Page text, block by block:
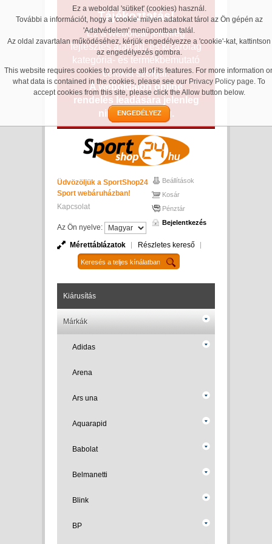
Ez a weboldal 'sütiket' (cookies) használ.
További a információt, hogy a 'cookie' milyen adatokat tárol az Ön gépén az
'Adatvédelem' menüpontban talál.
Az oldal zavartalan működéséhez, kérjük engedélyezze a 'cookie'-kat, kattintson
az engedélyezés gombra.
This website requires cookies to provide all of its features. For more information
what data is contained in the cookies, please see our Privacy Policy page. To
accept cookies from this site, please click the Allow button below.
ENGEDÉLYEZ
Tájékoztatás!
Ez a weboldal jelenleg
fejlesztés alatt áll, és kizárólag
kategória- és termékbemutató
célokat szolgál.
A weboldalon online
rendelés leadására jelenleg
nincs lehetőség.
Üdvözöljük a SportShop24
Sport webáruházban!
Kapcsolat
Az Ön nyelve:
Beállítások
Kosár
Pénztár
Bejelentkezés
Mérettáblázatok Részletes kereső
Kiárusítás
Márkák
Adidas
Arena
Ars una
Aquarapid
Babolat
Belmanetti
Blink
BP